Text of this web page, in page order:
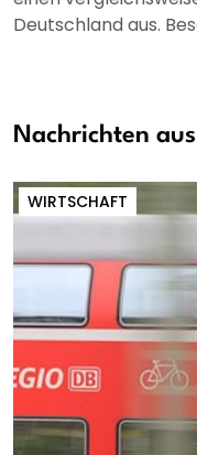
Deutschland aus.
Nachrichten
WIRTSCHAFT